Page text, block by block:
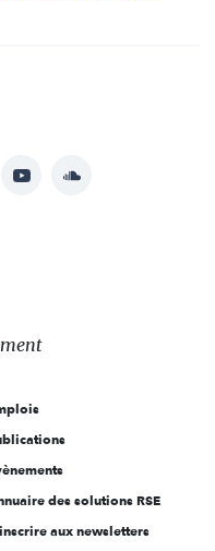
YouTubeSoundcloud
des solutions RSE
aux newsletters